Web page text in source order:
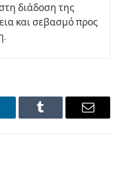
διάδοση της
και σεβασμό προς
Tumblr Email